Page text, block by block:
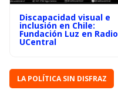
Discapacidad visual e
inclusión en Chile:
Fundación Luz en Radio
UCentral
LA POLÍTICA SIN DISFRAZ